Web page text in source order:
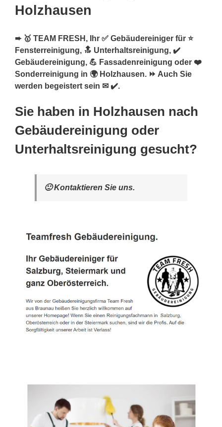
Holzhausen
➨ 🥇 TEAM FRESH, Ihr ✅ Gebäudereiniger für ⭐
Fensterreinigung, 🔝 Unterhaltsreinigung, ✔️
Gebäudereinigung, 💪 Fassadenreinigung oder ❤️
Sonderreinigung in 🌍 Holzhausen. ⏩ Auch Sie
werden begeistert sein ✉ ✔️.
Sie haben in Holzhausen nach
Gebäudereinigung oder
Unterhaltsreinigung gesucht?
🙂 Kontaktieren Sie uns.